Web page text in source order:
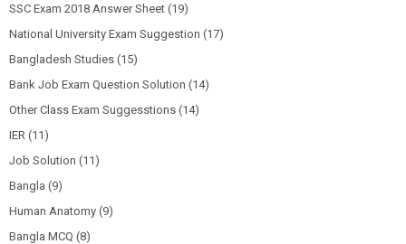
SSC Exam 2018 Answer Sheet (19)
National University Exam Suggestion (17)
Bangladesh Studies (15)
Bank Job Exam Question Solution (14)
Other Class Exam Suggesstions (14)
IER (11)
Job Solution (11)
Bangla (9)
Human Anatomy (9)
Bangla MCQ (8)